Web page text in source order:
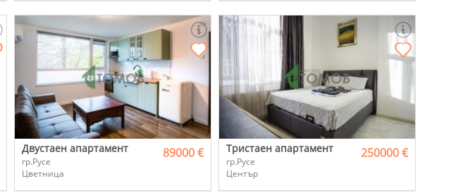
Двустаен апартамент
гр.Русе
Цветница
89000 € Тристаен апартамент
гр.Русе
Център
250000 €